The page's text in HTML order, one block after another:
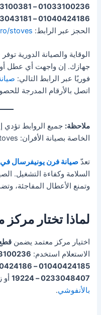
01040424186 – 0233043181 – 0233048407 – 19224
الحجز عبر الرابط: stoves
الوقاية والصيانة الدورية
جهازك. إن واجهت أي عطل
فوريًا عبر الرابط التالي:
اتصل بالأرقام المدرجة
ملاحظة: جميع الروابط
الخاصة بصيانة الأفران: https://syanah.pro/stoves.
تعدّصيانة فرن يونيفرسال
السلامة وكفاءة التشغيل.
وتمنع الأعطال المفاجئة،
لماذا تختار مركز
اختيار مركز معتمد يضمن
الاستعلام استخدم:
0233048407 – 19224
أو
بالأنفوشي.